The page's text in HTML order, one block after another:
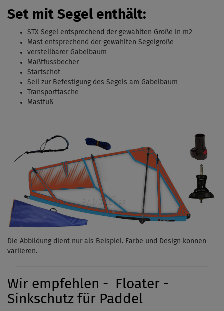
Set mit Segel enthält:
STX Segel entsprechend der gewählten Größe in m2
Mast entsprechend der gewählten Segelgröße
verstellbarer Gabelbaum
Maßtfussbecher
Startschot
Seil zur Befestigung des Segels am Gabelbaum
Transporttasche
Mastfuß
Die Abbildung dient nur als Beispiel. Farbe und Design können
variieren.
Wir empfehlen - Floater -
Sinkschutz für Paddel